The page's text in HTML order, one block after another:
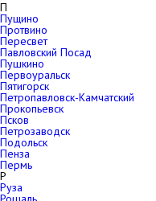
П
Пущино
Протвино
Пересвет
Павловский Посад
Пушкино
Первоуральск
Пятигорск
Петропавловск-Камчатский
Прокопьевск
Псков
Петрозаводск
Подольск
Пенза
Пермь
Р
Руза